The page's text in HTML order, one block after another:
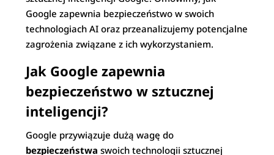
Google zapewnia bezpieczeństwo w swoich
technologiach AI oraz przeanalizujemy potencjalne
zagrożenia związane z ich wykorzystaniem.
Jak Google zapewnia
bezpieczeństwo w sztucznej
inteligencji?
Google przywiązuje dużą wagę do
bezpieczeństwa swoich technologii sztucznej